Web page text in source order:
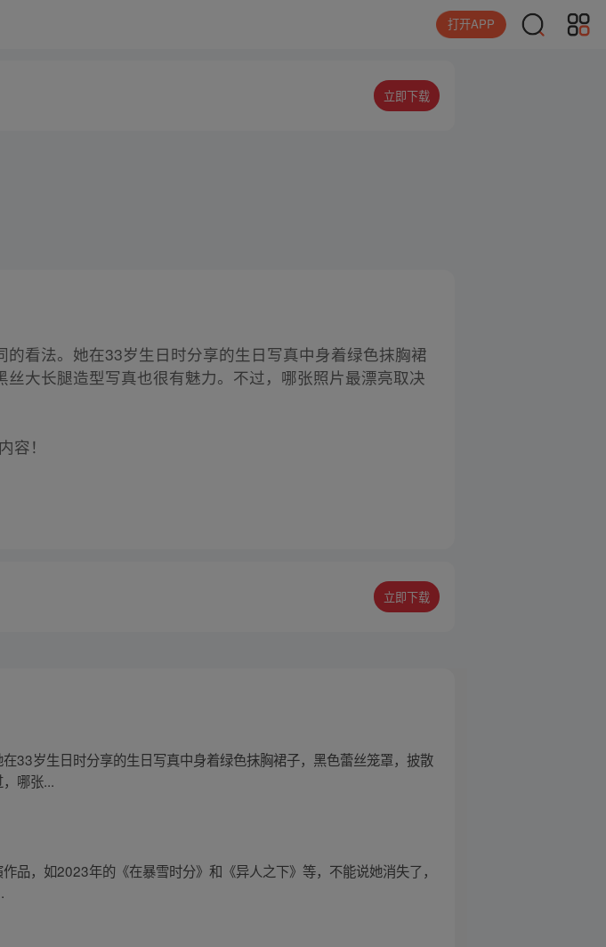
打开APP
立即下载
看法。她在33岁生日时分享的生日写真中身着绿色抹胸裙
大长腿造型写真也很有魅力。不过，哪张照片最漂亮取决
容！
立即下载
33岁生日时分享的生日写真中身着绿色抹胸裙子，黑色蕾丝笼罩，披散
哪张...
品，如2023年的《在暴雪时分》和《异人之下》等，不能说她消失了，